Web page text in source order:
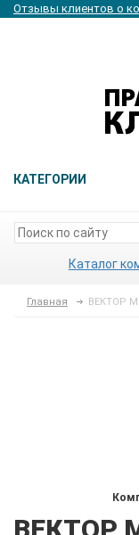
Отзывы клиентов о
КАТЕГОРИИ
Каталог
Главная ВЕКТОР